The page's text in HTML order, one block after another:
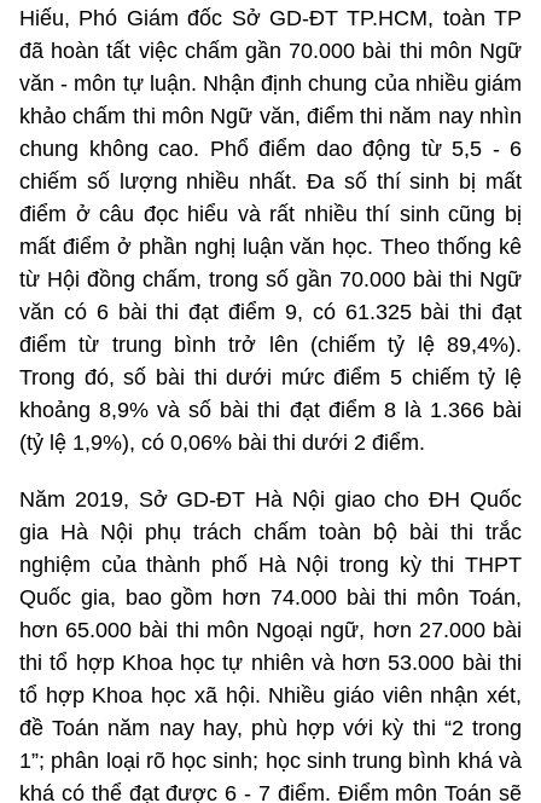
Hiếu, Phó Giám đốc Sở GD-ĐT TP.HCM, toàn TP
đã hoàn tất việc chấm gần 70.000 bài thi môn Ngữ
văn - môn tự luận. Nhận định chung của nhiều giám
khảo chấm thi môn Ngữ văn, điểm thi năm nay nhìn
chung không cao. Phổ điểm dao động từ 5,5 - 6
chiếm số lượng nhiều nhất. Đa số thí sinh bị mất
điểm ở câu đọc hiểu và rất nhiều thí sinh cũng bị
mất điểm ở phần nghị luận văn học. Theo thống kê
từ Hội đồng chấm, trong số gần 70.000 bài thi Ngữ
văn có 6 bài thi đạt điểm 9, có 61.325 bài thi đạt
điểm từ trung bình trở lên (chiếm tỷ lệ 89,4%).
Trong đó, số bài thi dưới mức điểm 5 chiếm tỷ lệ
khoảng 8,9% và số bài thi đạt điểm 8 là 1.366 bài
(tỷ lệ 1,9%), có 0,06% bài thi dưới 2 điểm.
Năm 2019, Sở GD-ĐT Hà Nội giao cho ĐH Quốc
gia Hà Nội phụ trách chấm toàn bộ bài thi trắc
nghiệm của thành phố Hà Nội trong kỳ thi THPT
Quốc gia, bao gồm hơn 74.000 bài thi môn Toán,
hơn 65.000 bài thi môn Ngoại ngữ, hơn 27.000 bài
thi tổ hợp Khoa học tự nhiên và hơn 53.000 bài thi
tổ hợp Khoa học xã hội. Nhiều giáo viên nhận xét,
đề Toán năm nay hay, phù hợp với kỳ thi “2 trong
1”; phân loại rõ học sinh; học sinh trung bình khá và
khá có thể đạt được 6 - 7 điểm. Điểm môn Toán sẽ